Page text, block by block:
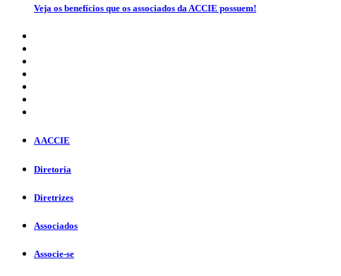
Veja os benefícios que os associados da ACCIE possuem!
A ACCIE
Diretoria
Diretrizes
Associados
Associe-se